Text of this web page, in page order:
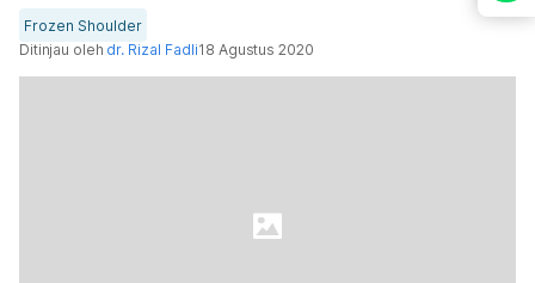
Frozen Shoulder
Ditinjau oleh dr. Rizal Fadli18 Agustus 2020